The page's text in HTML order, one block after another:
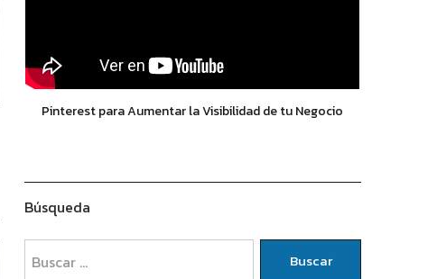
Pinterest para Aumentar la Visibilidad de tu Negocio
Búsqueda